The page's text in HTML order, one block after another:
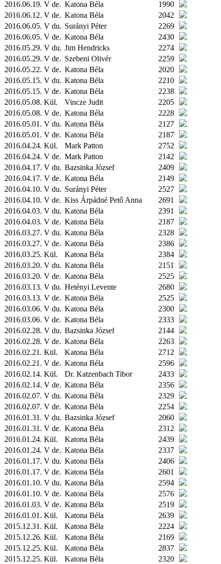
2016.06.19. V de. Katona Béla
1990
2016.06.12. V de. Katona Béla
2042
2016.06.05. V du. Surányi Péter
2269
2016.06.05. V de. Katona Béla
2430
2016.05.29. V du. Jim Hendricks
2274
2016.05.29. V de. Szebeni Olivér
2259
2016.05.22. V de. Katona Béla
2020
2016.05.15. V du. Katona Béla
2210
2016.05.15. V de. Katona Béla
2238
2016.05.08. Kül. Vincze Judit
2205
2016.05.08. V de. Katona Béla
2228
2016.05.01. V du. Katona Béla
2127
2016.05.01. V de. Katona Béla
2187
2016.04.24. Kül. Mark Patton
2752
2016.04.24. V de. Mark Patton
2142
2016.04.17. V du. Bazsinka József
2409
2016.04.17. V de. Katona Béla
2149
2016.04.10. V du. Surányi Péter
2527
2016.04.10. V de. Kiss Árpádné Pető Anna
2691
2016.04.03. V du. Katona Béla
2391
2016.04.03. V de. Katona Béla
2187
2016.03.27. V du. Katona Béla
2328
2016.03.27. V de. Katona Béla
2386
2016.03.25. Kül. Katona Béla
2384
2016.03.20. V du. Katona Béla
2151
2016.03.20. V de. Katona Béla
2525
2016.03.13. V du. Hetényi Levente
2680
2016.03.13. V de. Katona Béla
2525
2016.03.06. V du. Katona Béla
2300
2016.03.06. V de. Katona Béla
2333
2016.02.28. V du. Bazsinka József
2144
2016.02.28. V de. Katona Béla
2263
2016.02.21. Kül. Katona Béla
2712
2016.02.21. V de. Katona Béla
2596
2016.02.14. Kül. Dr. Katzenbach Tibor
2433
2016.02.14. V de. Katona Béla
2356
2016.02.07. V du. Katona Béla
2329
2016.02.07. V de. Katona Béla
2254
2016.01.31. V du. Bazsinka József
2060
2016.01.31. V de. Katona Béla
2312
2016.01.24. Kül. Katona Béla
2439
2016.01.24. V de. Katona Béla
2337
2016.01.17. V du. Katona Béla
2406
2016.01.17. V de. Katona Béla
2601
2016.01.10. V du. Katona Béla
2594
2016.01.10. V de. Katona Béla
2576
2016.01.03. V de. Katona Béla
2519
2016.01.01. Kül. Katona Béla
2639
2015.12.31. Kül. Katona Béla
2224
2015.12.26. Kül. Katona Béla
2169
2015.12.25. Kül. Katona Béla
2837
2015.12.25. Kül. Katona Béla
2320